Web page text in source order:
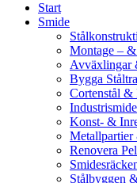
Start
Smide
Montage –
Avväxlingar
Bygga
Cortenstål &
Industrismide
Konst- &
Metallpartier
Renovera
Stålbyggen